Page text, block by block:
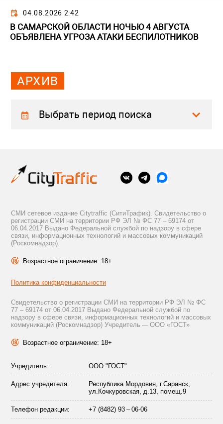
04.08.2026 2:42
В САМАРСКОЙ ОБЛАСТИ НОЧЬЮ 4 АВГУСТА
ОБЪЯВЛЕНА УГРОЗА АТАКИ БЕСПИЛОТНИКОВ
АРХИВ
Выбрать период поиска
СМИ сетевое издание Citytraffic (СитиТрафик). Свидетельство о
регистрации СМИ на территории РФ ЭЛ № ФС 77 – 69174 от
06.04.2017 Выдано Федеральной службой по надзору в сфере
связи, информационных технологий и массовых коммуникаций
(Роскомнадзор).
Возрастное ограничение: 18+
Политика конфиденциальности
Свидетельство о регистрации СМИ на территории РФ ЭЛ № ФС
77 – 69174 от 06.04.2017 Выдано Федеральной службой по
надзору в сфере связи, информационных технологий и массовых
коммуникаций (Роскомнадзор) Учредитель — ООО «ГОСТ»
Возрастное ограничение: 18+
Учредитель: ООО "ГОСТ"
Адрес учредителя:
Республика Мордовия, г.Саранск,
ул.Кочкуровская, д.13, помещ.9
Телефон редакции: +7 (8482) 93 – 06-06